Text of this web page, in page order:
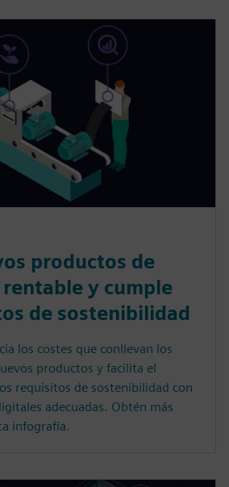
productos de
y cumple
de sostenibilidad
los costes que conllevan los
productos y facilita el
requisitos de sostenibilidad con
adecuadas. Obtén más
infografía.